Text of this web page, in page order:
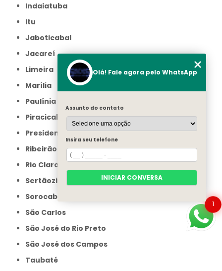
Indaiatuba
Itu
Jaboticabal
Jacareí
Limeira
Marília
Paulínia
Piracicaba
Presidente Prudente
Ribeirão Preto
Rio Claro
Sertãozinho
Sorocaba
São Carlos
São José do Rio Preto
São José dos Campos
Taubaté
1
Olá! Fale agora pelo WhatsApp
Assunto do contato
Insira seu telefone
INICIAR CONVERSA